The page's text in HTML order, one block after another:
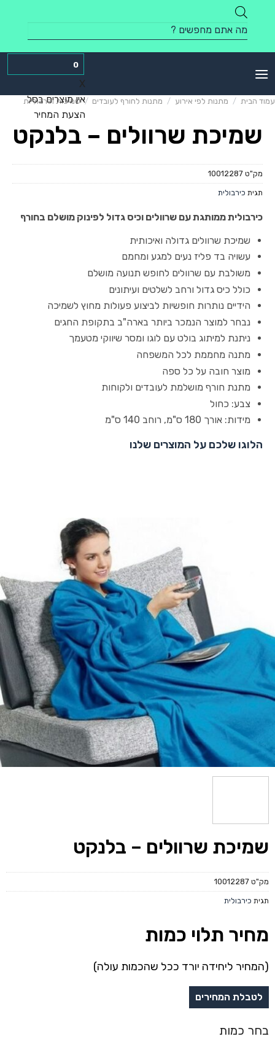
content
Products
search
0
X
אין מוצרים בסל
הצעת המחיר
עמוד הבית / מתנות לפי אירוע / מתנות לחורף לעובדים / שמיכות וכרבוליות
שמיכת שרוולים – בלנקט
מק"ט 10012287
תגית כירבולית
כירבולית ממותגת עם שרוולים וכיס גדול לפינוק מושלם בחורף
שמיכת שרוולים גדולה ואיכותית
עשויה בד פליז נעים למגע ומחמם
משולבת עם שרוולים לחופש תנועה מושלם
כולל כיס גדול ורחב לשלטים ועיתונים
הידיים נותרות חופשיות לביצוע פעולות מחוץ לשמיכה
נבחר למוצר הנמכר ביותר בארה"ב בתקופת החגים
ניתנת למיתוג בולט עם לוגו ומסר שיווקי מטעמך
מתנה מחממת לכל המשפחה
מוצר חובה על כל ספה
מתנת חורף מושלמת לעובדים ולקוחות
צבע: כחול
מידות: אורך 180 ס"מ, רוחב 140 ס"מ
הלוגו שלכם על המוצרים שלנו
שמיכת שרוולים – בלנקט
מק"ט 10012287
תגית כירבולית
מחיר תלוי כמות
(המחיר ליחידה יורד ככל שהכמות עולה)